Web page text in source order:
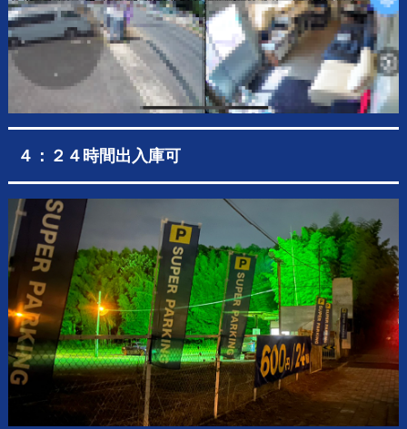
４：２４時間出入庫可